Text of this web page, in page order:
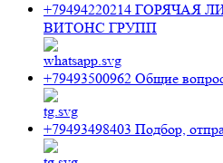
+79494220214 ГОРЯЧАЯ
ВИТОНС ГРУПП
+79493500962 Общие
+79493498403 Подбор,